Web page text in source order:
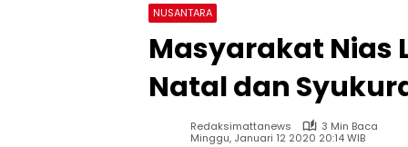
NUSANTARA
Masyarakat Nias
Natal dan
Redaksimattanews
3 Min Baca
Minggu, Januari 12 2020 20:14 WIB